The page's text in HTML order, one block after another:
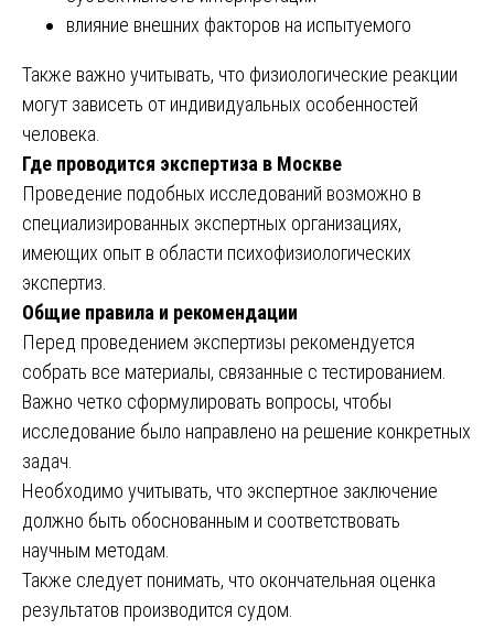
влияние внешних факторов на испытуемого
Также важно учитывать, что физиологические реакции
могут зависеть от индивидуальных особенностей
человека.
Где проводится экспертиза в Москве
Проведение подобных исследований возможно в
специализированных экспертных организациях,
имеющих опыт в области психофизиологических
экспертиз.
Общие правила и рекомендации
Перед проведением экспертизы рекомендуется
собрать все материалы, связанные с тестированием.
Важно четко сформулировать вопросы, чтобы
исследование было направлено на решение конкретных
задач.
Необходимо учитывать, что экспертное заключение
должно быть обоснованным и соответствовать
научным методам.
Также следует понимать, что окончательная оценка
результатов производится судом.